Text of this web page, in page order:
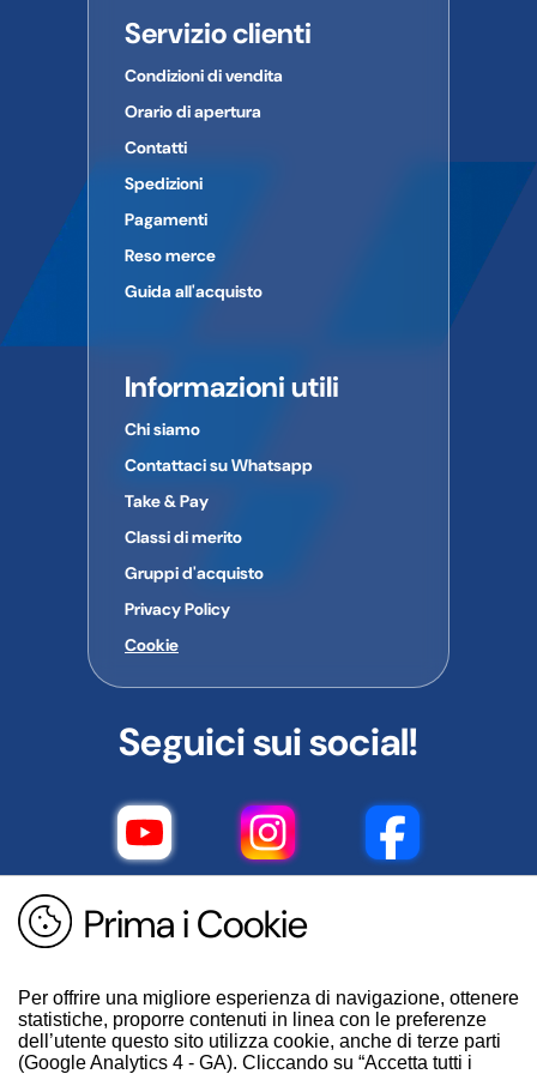
Prima i Cookie
Per offrire una migliore esperienza di navigazione, ottenere
statistiche, proporre contenuti in linea con le preferenze
dell’utente questo sito utilizza cookie, anche di terze parti
(Google Analytics 4 - GA). Cliccando su “Accetta tutti i
Servizio clienti
Condizioni di vendita
Orario di apertura
Contatti
Spedizioni
Pagamenti
Reso merce
Guida all'acquisto
Informazioni utili
Chi siamo
Contattaci su Whatsapp
Take & Pay
Classi di merito
Gruppi d'acquisto
Privacy Policy
Cookie
Seguici sui social!